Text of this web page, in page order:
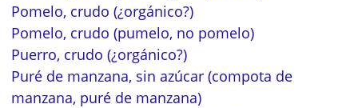
Pomelo, crudo (¿orgánico?)
Pomelo, crudo (pumelo, no pomelo)
Puerro, crudo (¿orgánico?)
Puré de manzana, sin azúcar (compota de
manzana, puré de manzana)